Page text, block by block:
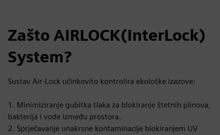
Zašto AIRLOCK(InterLock)
System?
Sustav Air-Lock učinkovito kontrolira ekološke izazove:
1. Minimiziranje gubitka tlaka za blokiranje štetnih plinova,
bakterija i vode između prostora.
2. Sprječavanje unakrsne kontaminacije blokiranjem UV